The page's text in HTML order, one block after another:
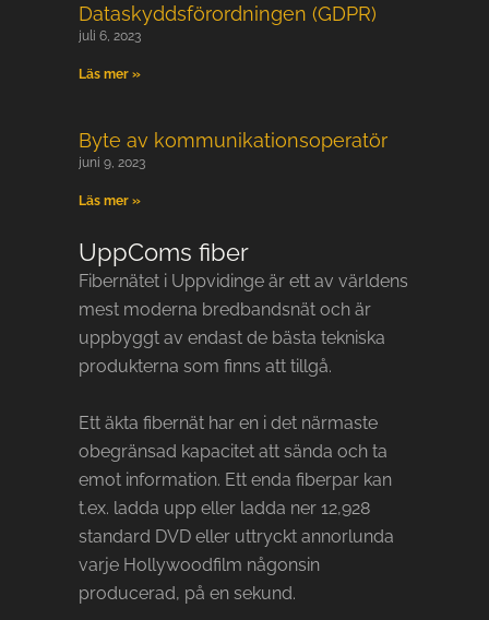
Dataskyddsförordningen (GDPR)
juli 6, 2023
Läs mer »
Byte av kommunikationsoperatör
juni 9, 2023
Läs mer »
UppComs fiber
Fibernätet i Uppvidinge är ett av världens
mest moderna bredbandsnät och är
uppbyggt av endast de bästa tekniska
produkterna som finns att tillgå.
Ett äkta fibernät har en i det närmaste
obegränsad kapacitet att sända och ta
emot information. Ett enda fiberpar kan
t.ex. ladda upp eller ladda ner 12,928
standard DVD eller uttryckt annorlunda
varje Hollywoodfilm någonsin
producerad, på en sekund.